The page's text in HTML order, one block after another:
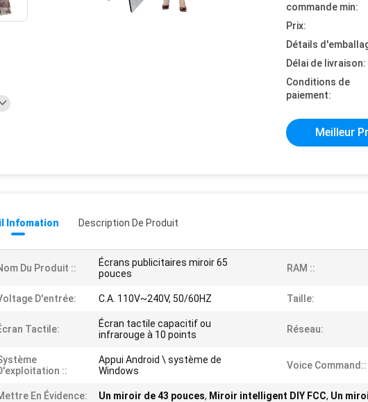
commande min:
Prix:
Détails
Délai de livraison:
Conditions de
paiement:
Meilleur
Infomation Description De Produit
Du Produit ::
Écrans publicitaires miroir 65
pouces
RAM ::
D'entrée: C.A. 110V~240V, 50/60HZ Taille:
Tactile:
Écran tactile capacitif ou
infrarouge à 10 points
Réseau:
::
Appui Android \ système de
Windows
Voice Command::
En Évidence: Un miroir de 43 pouces, Miroir intelligent DIY FCC, Un